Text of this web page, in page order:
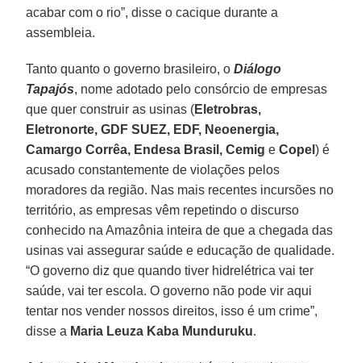
acabar com o rio”, disse o cacique durante a
assembleia.
Tanto quanto o governo brasileiro, oDiálogo
Tapajós, nome adotado pelo consórcio de empresas
que quer construir as usinas (Eletrobras,
Eletronorte, GDF SUEZ, EDF, Neoenergia,
Camargo Corrêa, Endesa Brasil, Cemig eCopel) é
acusado constantemente de violações pelos
moradores da região. Nas mais recentes incursões no
território, as empresas vêm repetindo o discurso
conhecido na Amazônia inteira de que a chegada das
usinas vai assegurar saúde e educação de qualidade.
“O governo diz que quando tiver hidrelétrica vai ter
saúde, vai ter escola. O governo não pode vir aqui
tentar nos vender nossos direitos, isso é um crime”,
disse a Maria Leuza Kaba Munduruku.